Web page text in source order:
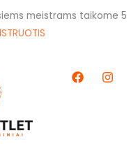
meistrams taikome 5
F
a
I
n